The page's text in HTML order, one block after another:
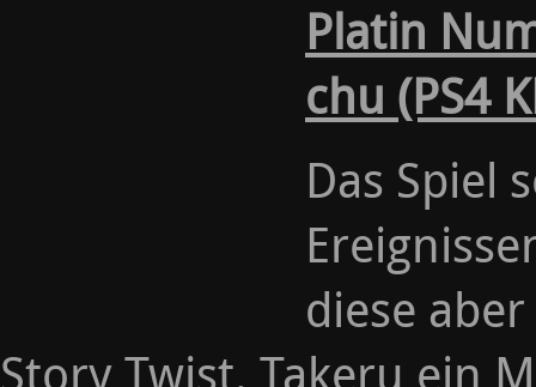
Platin
chu (PS4
Das Spiel
diese
Story Twist. Takeru ein